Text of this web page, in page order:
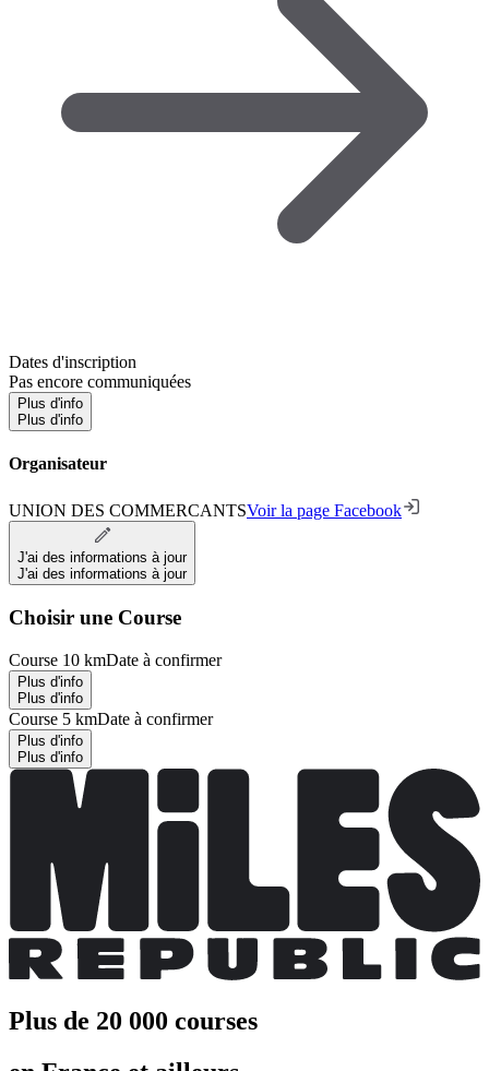
Dates d'inscription
Pas encore communiquées
Plus d'info
Plus d'info
Organisateur
UNION DES COMMERCANTSVoir la page Facebook
J'ai des informations à jour
J'ai des informations à jour
Choisir une Course
Course 10 kmDate à confirmer
Plus d'info
Plus d'info
Course 5 kmDate à confirmer
Plus d'info
Plus d'info
Plus de 20 000 courses